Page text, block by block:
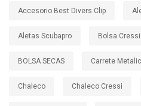
Accesorio Best Divers Clip
Aletas Scubapro Bolsa Cressi
BOLSA SECAS Carrete
Chaleco Chaleco Cressi